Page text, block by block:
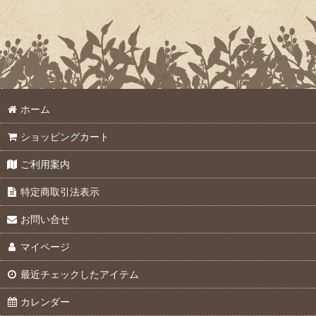
ホーム
ショッピングカート
ご利用案内
特定商取引法表示
お問い合せ
マイページ
最近チェックしたアイテム
カレンダー